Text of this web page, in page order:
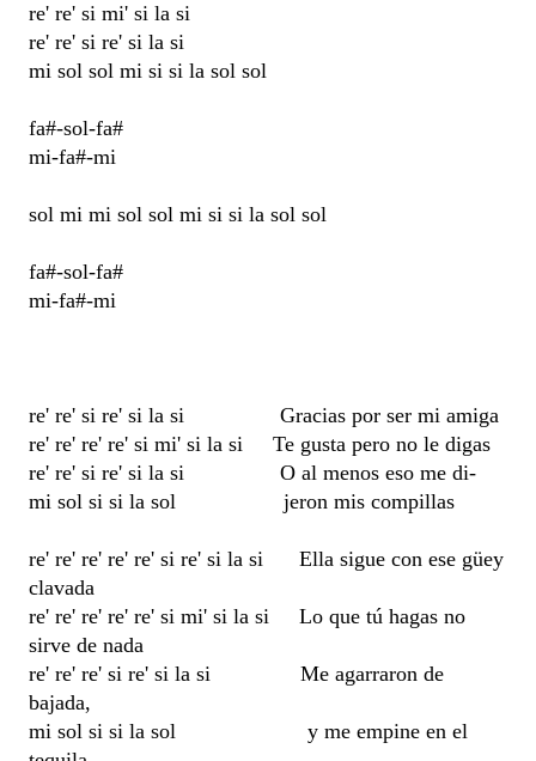
re' re' si mi' si la si
re' re' si re' si la si
mi sol sol mi si si la sol sol
fa#-sol-fa#
mi-fa#-mi
sol mi mi sol sol mi si si la sol sol
fa#-sol-fa#
mi-fa#-mi
re' re' si re' si la si Gracias por ser mi amiga
re' re' re' re' si mi' si la si Te gusta pero no le digas
re' re' si re' si la si O al menos eso me di-
mi sol si si la sol jeron mis compillas
re' re' re' re' re' si re' si la si Ella sigue con ese güey
clavada
re' re' re' re' re' si mi' si la si Lo que tú hagas no
sirve de nada
re' re' re' si re' si la si Me agarraron de
bajada,
mi sol si si la sol y me empine en el